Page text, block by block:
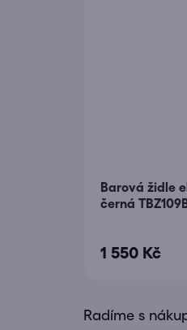
Barová židle
černá
1 550 Kč
Radíme s